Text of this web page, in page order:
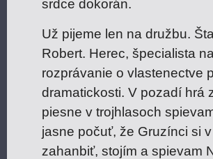
srdce dokorán.
Už pijeme len na družbu.
Robert. Herec, špecialista
rozprávanie o vlastenectve
dramatickosti. V pozadí hrá
piesne v trojhlasoch
jasne počuť, že Gruzínci si
zahanbiť, stojím a spievam